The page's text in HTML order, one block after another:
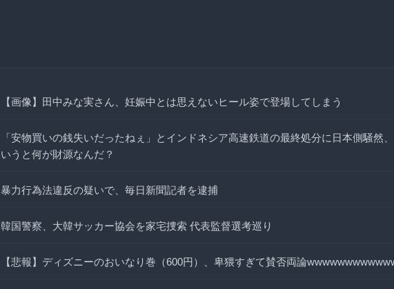
【画像】田中みな実さん、妊娠中とは思えないヒール姿で登場してしまう
「安物買いの銭失いだったねぇ」とインドネシア高速鉄道の最終処分に日本側騒然
いうと何が財源なんだ？
暴力行為法違反の疑いで、毎日新聞記者を逮捕
韓国警察、大韓サッカー協会を家宅捜索 代表監督選考巡り
【悲報】ディズニーのおいなり巻（600円）、卑猥すぎて賛否両論